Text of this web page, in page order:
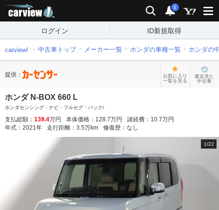
検索 通知
i
ログイン ID新規取得
carview! 中古車トップ メーカー一覧 ホンダの車種一覧 ホンダの
提供：
お気に入り
一覧を見る
最近見た
中古車
ホンダ N-BOX 660 L
ホンダセンシング・ナビ・フルセグ・バック/
支払総額： 139.4万円 本体価格： 128.7万円 諸経費： 10.7万円
年式： 2021年 走行距離： 3.5万km 修復歴： なし
1/22